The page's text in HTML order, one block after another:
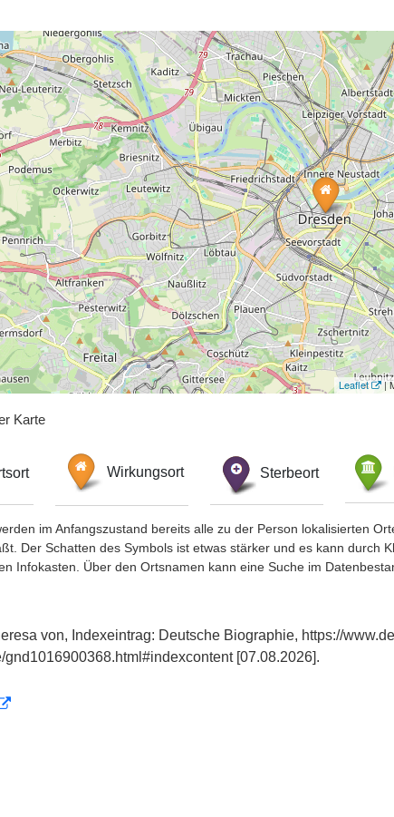
Leaflet |
Karte
Wirkungsort Sterbeort
im Anfangszustand bereits alle zu der Person lokalisierten
Der Schatten des Symbols ist etwas stärker und es kann durch
Infokasten. Über den Ortsnamen kann eine Suche im
von, Indexeintrag: Deutsche Biographie, https://
gnd1016900368.html#indexcontent [07.08.2026].